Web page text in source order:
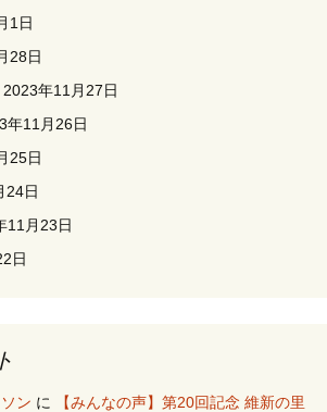
1日
28日
2023年11月27日
年11月26日
25日
24日
11月23日
日
ン に
【みんなの声】第20回記念 維新の里